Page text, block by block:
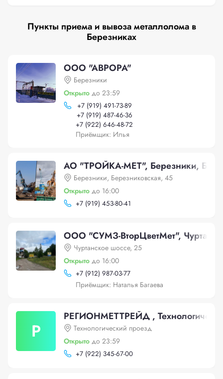
Пункты приема и вывоза металлолома в
Березниках
ООО "АВРОРА"
Березники
Открыто до 23:59
+7 (919) 491-73-89
+7 (919) 487-46-36
+7 (922) 646-48-72
Приёмщик: Илья
АО "ТРОЙКА-МЕТ", Березники,
Березники, Березниковская, 45
Открыто до 16:00
+7 (919) 453-80-41
ООО "СУМЗ-ВторЦветМет",
Чуртанское шоссе, 25
Открыто до 16:00
+7 (912) 987-03-77
Приёмщик: Наталья Багаева
Р
РЕГИОНМЕТТРЕЙД ,
Технологический проезд
Открыто до 23:59
+7 (922) 345-67-00